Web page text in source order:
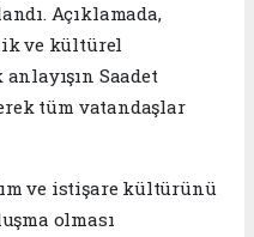
Açıklamada,
ve kültürel
Saadet
tüm vatandaşlar
ve istişare kültürünü
olması